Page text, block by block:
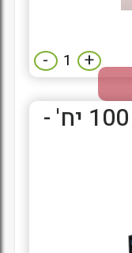
+
-
כפפות ללא אבקה 100 יח' -